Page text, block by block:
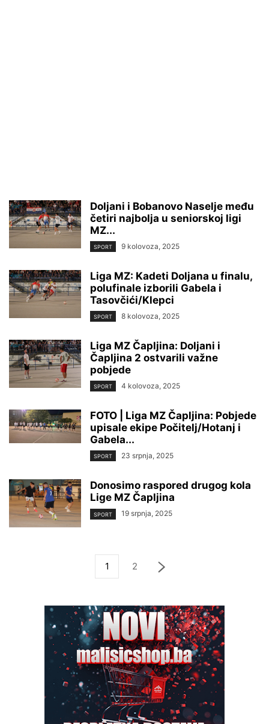
Doljani i Bobanovo Naselje među
četiri najbolja u seniorskoj ligi
MZ...
SPORT 9 kolovoza, 2025
Liga MZ: Kadeti Doljana u finalu,
polufinale izborili Gabela i
Tasovčići/Klepci
SPORT 8 kolovoza, 2025
Liga MZ Čapljina: Doljani i
Čapljina 2 ostvarili važne
pobjede
SPORT 4 kolovoza, 2025
FOTO | Liga MZ Čapljina: Pobjede
upisale ekipe Počitelj/Hotanj i
Gabela...
SPORT 23 srpnja, 2025
Donosimo raspored drugog kola
Lige MZ Čapljina
SPORT 19 srpnja, 2025
1 2